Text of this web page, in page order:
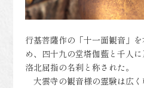
行基菩薩作の「十一面観音」
め、四十九の堂塔伽藍と千人
洛北屈指の名刹と称された。
大雲寺の観音様の霊験は広